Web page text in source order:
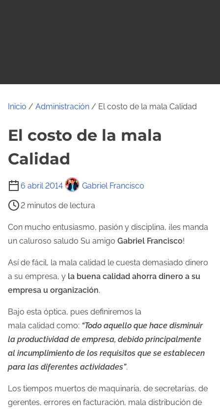
Inicio / Administración / El costo de la mala Calidad
El costo de la mala
Calidad
6 abril 2014 Gabriel Francisco
T
e
m
p
d
e
l
e
t
d
e
2 minutos de lectura
Con mucho entusiasmo, pasión y disciplina, ¡les manda
un caluroso saludo Su amigo Gabriel Francisco!
Así de fácil, la mala calidad le cuesta demasiado dinero
a su empresa, y la buena calidad ahorra dinero a su
empresa u organización.
Bajo esta óptica, pues definiremos la
mala calidad como: “Todo aquello que hace disminuir
la productividad de empresa, debido principalmente
al incumplimiento de los requisitos que se establecen
para las diferentes actividades”.
Los tiempos muertos de maquinaria, de secretarias, de
gerentes, errores en facturación, mala distribución de